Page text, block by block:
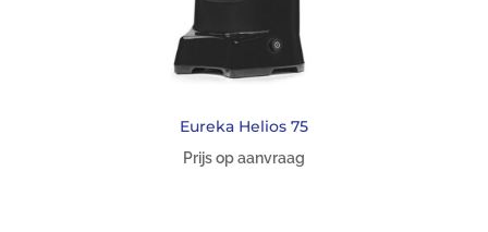
Eureka Helios 75
Prijs op aanvraag